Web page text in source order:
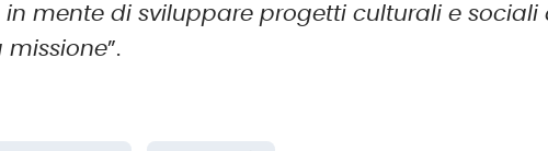
mente di sviluppare progetti culturali e sociali
missione”.